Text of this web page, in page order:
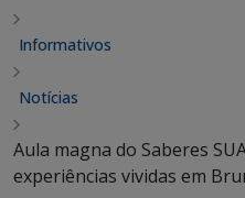
Informativos
Notícias
Aula magna do Saberes
experiências vividas em